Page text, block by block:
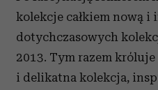
kolekcje całkiem nową i
dotychczasowych
2013. Tym razem
i delikatna kolekcja,